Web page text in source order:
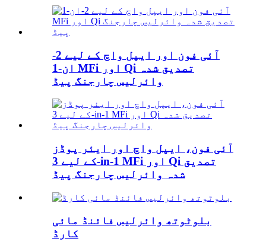
آئی فون اور ایپل واچ کے لیے 2-
ان-1 MFi اور Qi تصدیق شدہ
وائرلیس چارجنگ پیڈ
آئی فون، ایپل واچ اور ایئر پوڈز
کے لیے 3-in-1 MFi اور Qi تصدیق
شدہ وائرلیس چارجنگ پیڈ
بلوٹوتھ وائرلیس فائنڈ مائی
کارڈ